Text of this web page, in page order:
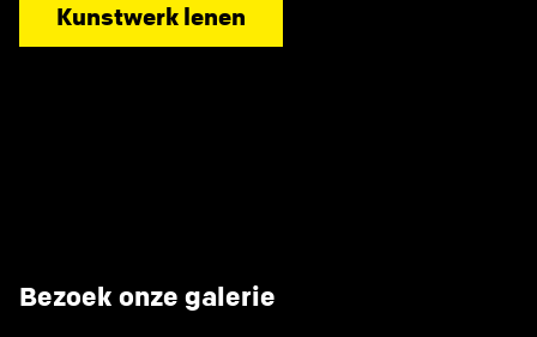
Kunstwerk lenen
Bezoek onze galerie